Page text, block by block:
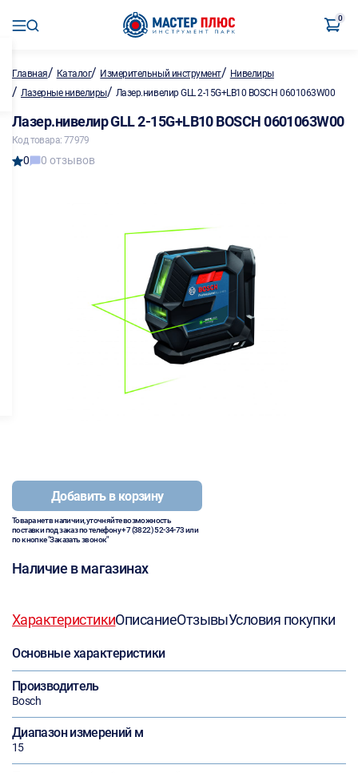
0
Главная/ Каталог/ Измерительный инструмент/ Нивелиры
/ Лазерные нивелиры/ Лазер.нивелир GLL 2-15G+LB10 BOSCH 0601063W00
Лазер.нивелир GLL 2-15G+LB10 BOSCH 0601063W00
Код товара: 77979
0 0 отзывов
Добавить в корзину
Товара нет в наличии, уточняйте возможность
поставки под заказ по телефону+7 (3822) 52-34-73или
по кнопке "Заказать звонок"
Наличие в магазинах
ХарактеристикиОписаниеОтзывыУсловия покупки
Основные характеристики
Производитель
Bosch
Диапазон измерений м
15